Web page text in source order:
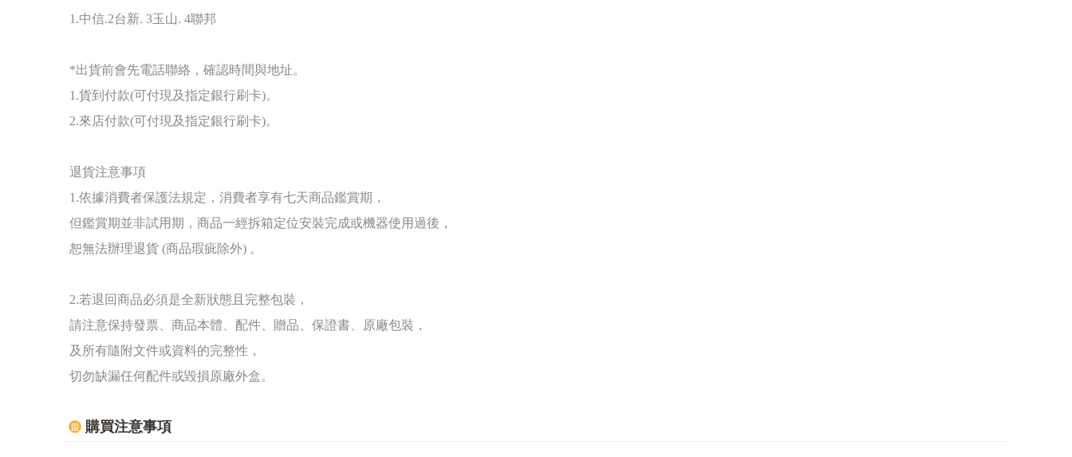
1.中信.2台新. 3玉山. 4聯邦
*出貨前會先電話聯絡，確認時間與地址。
1.貨到付款(可付現及指定銀行刷卡)。
2.來店付款(可付現及指定銀行刷卡)。
退貨注意事項
1.依據消費者保護法規定，消費者享有七天商品鑑賞期，
但鑑賞期並非試用期，商品一經拆箱定位安裝完成或機器使用過後，
恕無法辦理退貨 (商品瑕疵除外) 。
2.若退回商品必須是全新狀態且完整包裝，
請注意保持發票、商品本體、配件、贈品、保證書、原廠包裝，
及所有隨附文件或資料的完整性，
切勿缺漏任何配件或毀損原廠外盒。
購買注意事項